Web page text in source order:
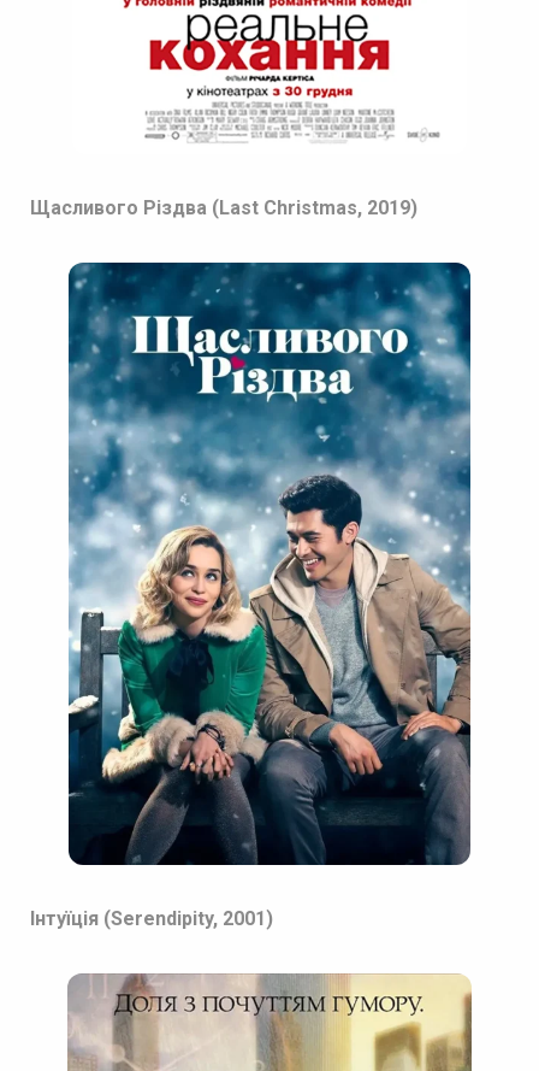
Щасливого Різдва (Last Christmas, 2019)
Інтуїція (Serendipity, 2001)